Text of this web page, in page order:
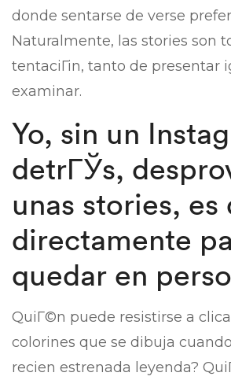
donde sentarse de verse
Naturalmente, las stories son
tentaciГіn, tanto de presentar
examinar.
Yo, sin un
detrГЎs,
unas stories, es
directamente
quedar en
QuiГ©n puede resistirse a
colorines que se dibuja
recien estrenada leyenda?